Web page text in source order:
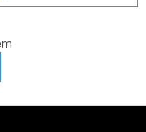
prvky výpisu